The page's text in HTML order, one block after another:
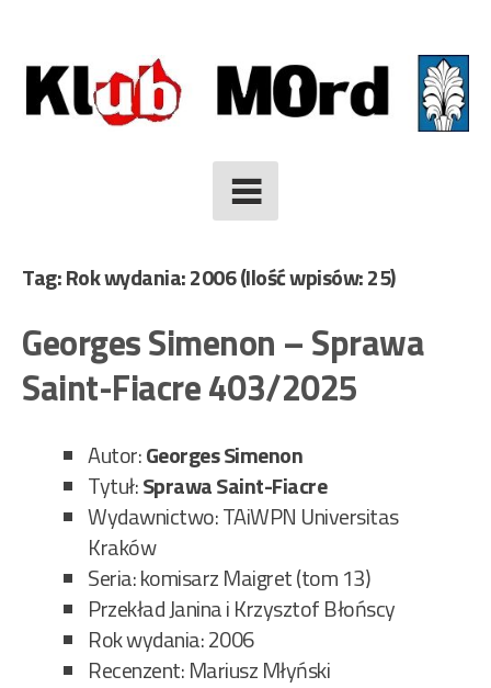
to
content
Tag: Rok wydania: 2006(Ilość wpisów: 25)
Georges Simenon – Sprawa
Saint-Fiacre 403/2025
Autor:Georges Simenon
Tytuł:Sprawa Saint-Fiacre
Wydawnictwo: TAiWPN Universitas
Kraków
Seria: komisarz Maigret (tom 13)
Przekład Janina i Krzysztof Błońscy
Rok wydania: 2006
Recenzent: Mariusz Młyński